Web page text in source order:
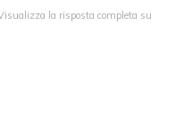
la risposta completa su